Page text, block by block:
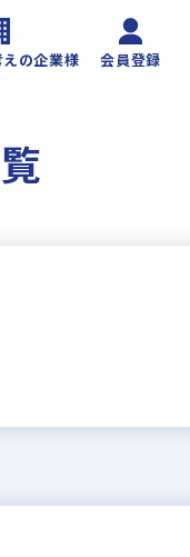
の企業様 会員登録